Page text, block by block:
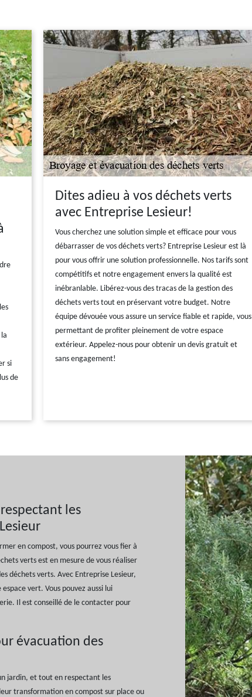
si
de
Dites adieu à vos déchets verts
avec Entreprise Lesieur!
Vous cherchez une solution simple et efficace pour vous
débarrasser de vos déchets verts? Entreprise Lesieur est là
pour vous offrir une solution professionnelle. Nos tarifs sont
compétitifs et notre engagement envers la qualité est
inébranlable. Libérez-vous des tracas de la gestion des
déchets verts tout en préservant votre budget. Notre
équipe dévouée vous assure un service fiable et rapide, vous
permettant de profiter pleinement de votre espace
extérieur. Appelez-nous pour obtenir un devis gratuit et
sans engagement!
les
en compost, vous pourrez vous fier à
verts est en mesure de vous réaliser
déchets verts. Avec Entreprise Lesieur,
vert. Vous pouvez aussi lui
Il est conseillé de le contacter pour
évacuation des
jardin, et tout en respectant les
transformation en compost sur place ou